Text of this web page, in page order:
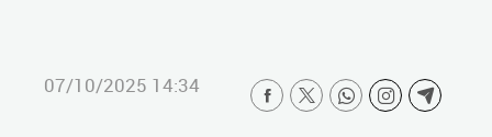
07/10/2025 14:34